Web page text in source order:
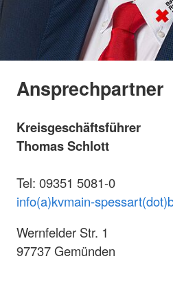
Ansprechpartner
Kreisgeschäftsführer
Thomas Schlott
Tel: 09351 5081-0
info(a)kvmain-
Wernfelder Str. 1
97737 Gemünden